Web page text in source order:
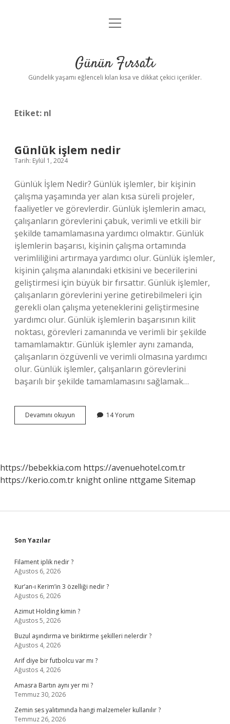
Anasayfa
Yasal Uyarı
menüyü
Günün Fırsatı
Gündelik yaşamı eğlenceli kılan kısa ve dikkat çekici içerikler.
Etiket: nl
Günlük işlem nedir
Tarih: Eylül 1, 2024
Günlük İşlem Nedir? Günlük işlemler, bir kişinin
çalışma yaşamında yer alan kısa süreli projeler,
faaliyetler ve görevlerdir. Günlük işlemlerin amacı,
çalışanların görevlerini çabuk, verimli ve etkili bir
şekilde tamamlamasına yardımcı olmaktır. Günlük
işlemlerin başarısı, kişinin çalışma ortamında
verimliliğini artırmaya yardımcı olur. Günlük işlemler,
kişinin çalışma alanındaki etkisini ve becerilerini
geliştirmesi için büyük bir fırsattır. Günlük işlemler,
çalışanların görevlerini yerine getirebilmeleri için
gerekli olan çalışma yeteneklerini geliştirmesine
yardımcı olur. Günlük işlemlerin başarısının kilit
noktası, görevleri zamanında ve verimli bir şekilde
tamamlamaktır. Günlük işlemler aynı zamanda,
çalışanların özgüvenli ve verimli olmasına yardımcı
olur. Günlük işlemler, çalışanların görevlerini
başarılı bir şekilde tamamlamasını sağlamak…
Devamını okuyun
işlem
14 Yorum
https://bebekkia.com https://avenuehotel.com.tr
https://kerio.com.tr knight online nttgame Sitemap
Sidebar
Son Yazılar
Filament iplik nedir ?
Ağustos 6, 2026
Kur’an-ı Kerim’in 3 özelliği nedir ?
Ağustos 6, 2026
Azimut Holding kimin ?
Ağustos 5, 2026
Buzul aşındırma ve biriktirme şekilleri nelerdir ?
Ağustos 4, 2026
Arif diye bir futbolcu var mı ?
Ağustos 4, 2026
Amasra Bartın aynı yer mi ?
Temmuz 30, 2026
Zemin ses yalıtımında hangi malzemeler kullanılır ?
Temmuz 26, 2026